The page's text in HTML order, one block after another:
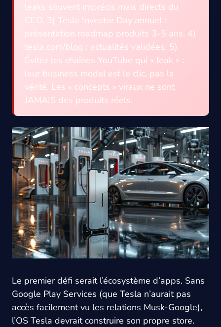
leaks souvent imprécis mais directs du
CEO. 3) Tesla Investor Day annuel :
présentation roadmap produits 3-5 ans. 4)
tesla.com/blog : actualités validées. 5)
Évitez les chaînes YouTube qui « leak » :
leur business model est le clic, pas la
vérité. Les « concepts » viraux ne sont
JAMAIS des produits réels.
Le premier défi serait l’écosystème d’apps. Sans
Google Play Services (que Tesla n’aurait pas
accès facilement vu les relations Musk-Google),
l’OS Tesla devrait construire son propre store.